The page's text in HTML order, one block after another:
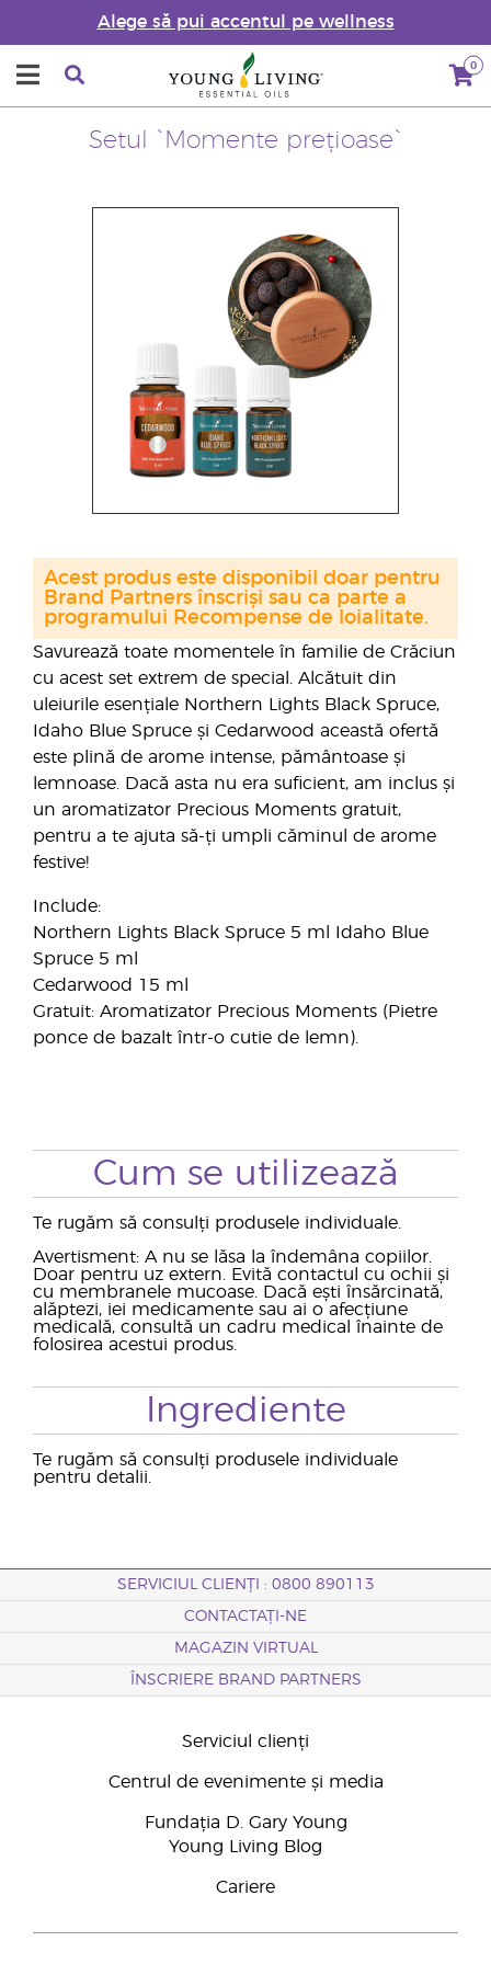
Alege să pui accentul pe wellness
0
Setul `Momente prețioase`
Savurează toate momentele în familie de Crăciun
cu acest set extrem de special. Alcătuit din
uleiurile esențiale Northern Lights Black Spruce,
Idaho Blue Spruce și Cedarwood această ofertă
este plină de arome intense, pământoase și
lemnoase. Dacă asta nu era suficient, am inclus și
un aromatizator Precious Moments gratuit,
pentru a te ajuta să-ți umpli căminul de arome
festive!
Include:
Northern Lights Black Spruce 5 ml Idaho Blue
Spruce 5 ml
Cedarwood 15 ml
Gratuit: Aromatizator Precious Moments (Pietre
ponce de bazalt într-o cutie de lemn).
Acest produs este disponibil doar pentru
Brand Partners înscriși sau ca parte a
programului Recompense de loialitate.
Cum se utilizează
Te rugăm să consulți produsele individuale.
Avertisment: A nu se lăsa la îndemâna copiilor.
Doar pentru uz extern. Evită contactul cu ochii și
cu membranele mucoase. Dacă ești însărcinată,
alăptezi, iei medicamente sau ai o afecțiune
medicală, consultă un cadru medical înainte de
folosirea acestui produs.
Ingrediente
Te rugăm să consulți produsele individuale
pentru detalii.
SERVICIUL CLIENȚI : 0800 890113
CONTACTAȚI-NE
MAGAZIN VIRTUAL
ÎNSCRIERE BRAND PARTNERS
Serviciul clienți
Centrul de evenimente și media
Fundația D. Gary Young
Young Living Blog
Cariere